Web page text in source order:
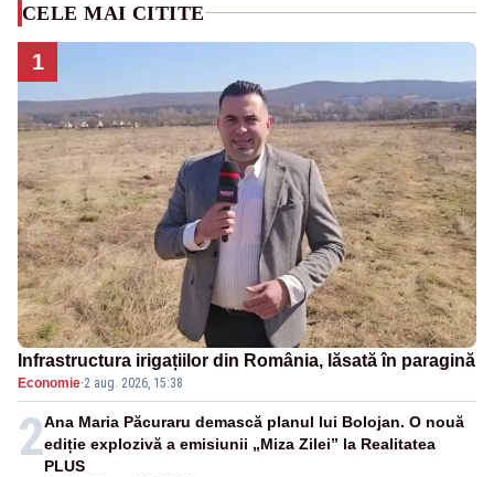
CELE MAI CITITE
1
Infrastructura irigațiilor din România, lăsată în paragină
Economie·2 aug. 2026, 15:38
2Ana Maria Păcuraru demască planul lui Bolojan. O nouă
ediție explozivă a emisiunii „Miza Zilei” la Realitatea
PLUS